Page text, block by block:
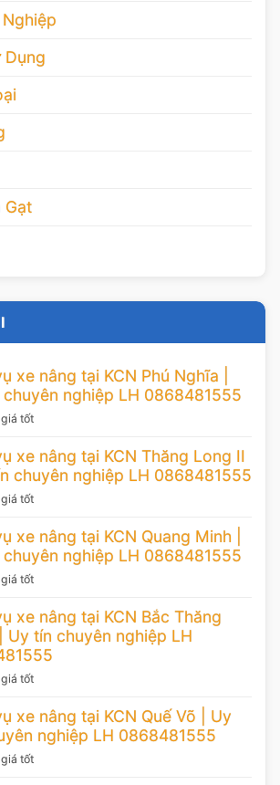
Dụng
Gạt
xe nâng tại KCN Phú Nghĩa |
chuyên nghiệp LH 0868481555
tốt
xe nâng tại KCN Thăng Long II
chuyên nghiệp LH 0868481555
tốt
xe nâng tại KCN Quang Minh |
chuyên nghiệp LH 0868481555
tốt
xe nâng tại KCN Bắc Thăng
Uy tín chuyên nghiệp LH
tốt
xe nâng tại KCN Quế Võ | Uy
nghiệp LH 0868481555
tốt